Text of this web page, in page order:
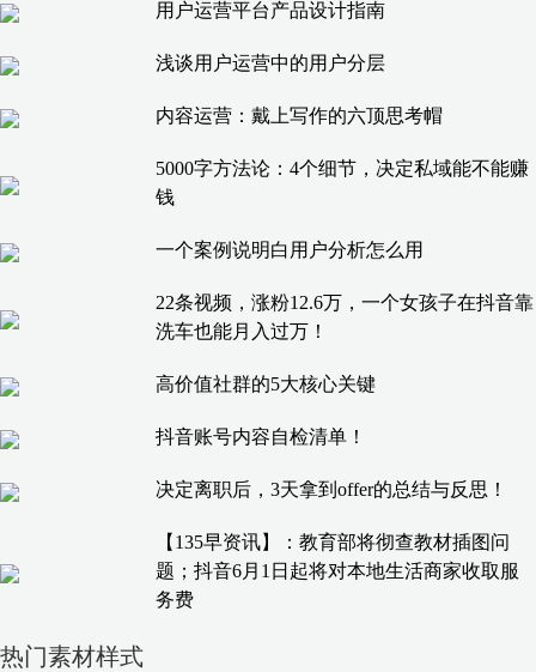
用户运营平台产品设计指南
浅谈用户运营中的用户分层
内容运营：戴上写作的六顶思考帽
5000字方法论：4个细节，决定私域能不能赚
钱
一个案例说明白用户分析怎么用
22条视频，涨粉12.6万，一个女孩子在抖音靠
洗车也能月入过万！
高价值社群的5大核心关键
抖音账号内容自检清单！
决定离职后，3天拿到offer的总结与反思！
【135早资讯】：教育部将彻查教材插图问
题；抖音6月1日起将对本地生活商家收取服
务费
热门素材样式